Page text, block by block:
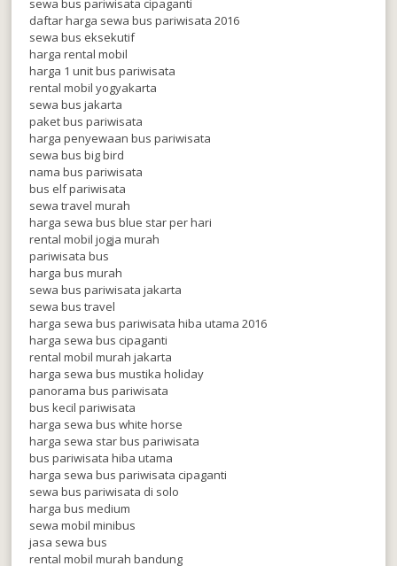
sewa bus pariwisata cipaganti
daftar harga sewa bus pariwisata 2016
sewa bus eksekutif
harga rental mobil
harga 1 unit bus pariwisata
rental mobil yogyakarta
sewa bus jakarta
paket bus pariwisata
harga penyewaan bus pariwisata
sewa bus big bird
nama bus pariwisata
bus elf pariwisata
sewa travel murah
harga sewa bus blue star per hari
rental mobil jogja murah
pariwisata bus
harga bus murah
sewa bus pariwisata jakarta
sewa bus travel
harga sewa bus pariwisata hiba utama 2016
harga sewa bus cipaganti
rental mobil murah jakarta
harga sewa bus mustika holiday
panorama bus pariwisata
bus kecil pariwisata
harga sewa bus white horse
harga sewa star bus pariwisata
bus pariwisata hiba utama
harga sewa bus pariwisata cipaganti
sewa bus pariwisata di solo
harga bus medium
sewa mobil minibus
jasa sewa bus
rental mobil murah bandung